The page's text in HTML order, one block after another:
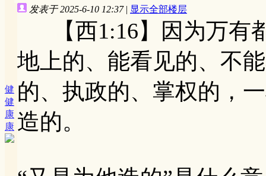
健
健
康
康
发表于 2025-6-10 12:37 | 显示全部楼层
【西1:16】因为万有
地上的、能看见的、不
的、执政的、掌权的，
造的。